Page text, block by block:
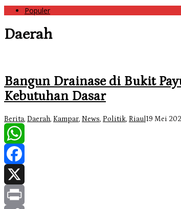
Populer
Daerah
Bangun Drainase di Bukit
Kebutuhan Dasar
Berita, Daerah, Kampar, News, Politik, Riau 19 Mei
WhatsApp
Facebook
X